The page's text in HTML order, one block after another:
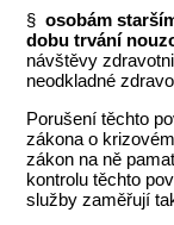
§osobám
dobu trvání
návštěvy
neodkladné
Porušení těchto
zákona o
zákon na ně
kontrolu těchto
služby zaměřují